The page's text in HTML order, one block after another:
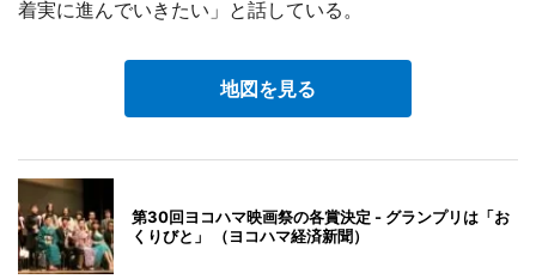
着実に進んでいきたい」と話している。
地図を見る
第30回ヨコハマ映画祭の各賞決定 - グランプリは「お
くりびと」 （ヨコハマ経済新聞）